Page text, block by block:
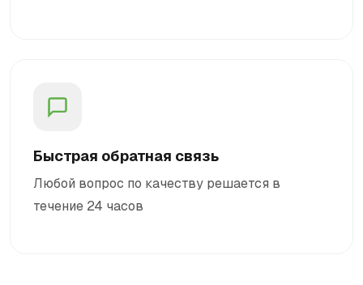
Быстрая обратная связь
Любой вопрос по качеству решается в
течение 24 часов